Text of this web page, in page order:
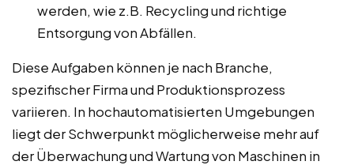
werden, wie z.B. Recycling und richtige
Entsorgung von Abfällen.
Diese Aufgaben können je nach Branche,
spezifischer Firma und Produktionsprozess
variieren. In hochautomatisierten Umgebungen
liegt der Schwerpunkt möglicherweise mehr auf
der Überwachung und Wartung von Maschinen in